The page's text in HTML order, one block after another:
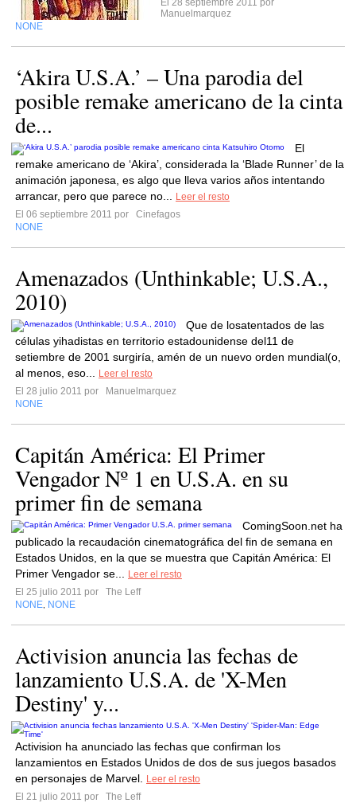
El 28 septiembre 2011 por
Manuelmarquez
NONE
‘Akira U.S.A.’ – Una parodia del
posible remake americano de la cinta
de...
El
remake americano de ‘Akira’, considerada la ‘Blade Runner’ de la
animación japonesa, es algo que lleva varios años intentando
arrancar, pero que parece no...
Leer el resto
El 06 septiembre 2011 por
Cinefagos
NONE
Amenazados (Unthinkable; U.S.A.,
2010)
Que de losatentados de las
células yihadistas en territorio estadounidense del11 de
setiembre de 2001 surgiría, amén de un nuevo orden mundial(o,
al menos, eso...
Leer el resto
El 28 julio 2011 por
Manuelmarquez
NONE
Capitán América: El Primer
Vengador Nº 1 en U.S.A. en su
primer fin de semana
ComingSoon.net ha
publicado la recaudación cinematográfica del fin de semana en
Estados Unidos, en la que se muestra que Capitán América: El
Primer Vengador se...
Leer el resto
El 25 julio 2011 por
The Leff
NONE NONE
Activision anuncia las fechas de
lanzamiento U.S.A. de 'X-Men
Destiny' y...
Activision ha anunciado las fechas que confirman los
lanzamientos en Estados Unidos de dos de sus juegos basados
en personajes de Marvel.
Leer el resto
El 21 julio 2011 por
The Leff